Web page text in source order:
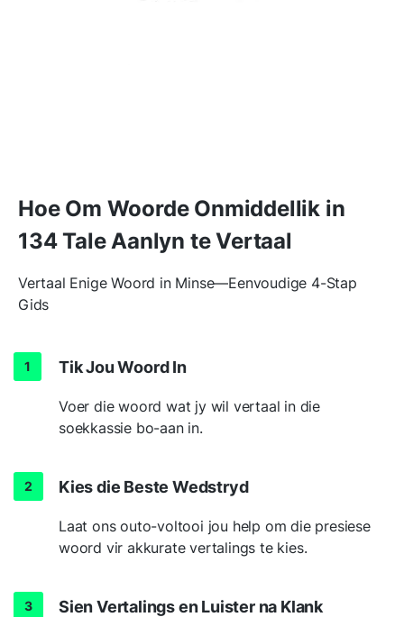
Hoe Om Woorde Onmiddellik in
134 Tale Aanlyn te Vertaal
Vertaal Enige Woord in Minse—Eenvoudige 4-Stap
Gids
Tik Jou Woord In
Voer die woord wat jy wil vertaal in die
soekkassie bo-aan in.
Kies die Beste Wedstryd
Laat ons outo-voltooi jou help om die presiese
woord vir akkurate vertalings te kies.
Sien Vertalings en Luister na Klank